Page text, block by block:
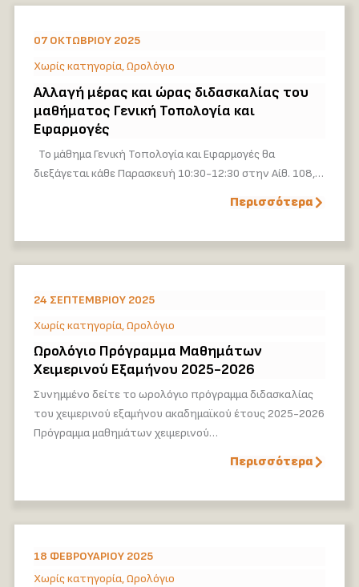
07 ΟΚΤΩΒΡΊΟΥ 2025
Χωρίς κατηγορία,Ωρολόγιο
Αλλαγή μέρας και ώρας διδασκαλίας του
μαθήματος Γενική Τοπολογία και
Εφαρμογές
Το μάθημα Γενική Τοπολογία και Εφαρμογές θα
διεξάγεται κάθε Παρασκευή 10:30-12:30 στην Αίθ. 108,…
Περισσότερα
24 ΣΕΠΤΕΜΒΡΊΟΥ 2025
Χωρίς κατηγορία,Ωρολόγιο
Ωρολόγιο Πρόγραμμα Μαθημάτων
Χειμερινού Εξαμήνου 2025-2026
Συνημμένο δείτε το ωρολόγιο πρόγραμμα διδασκαλίας
του χειμερινού εξαμήνου ακαδημαϊκού έτους 2025-2026
Πρόγραμμα μαθημάτων χειμερινού…
Περισσότερα
18 ΦΕΒΡΟΥΑΡΊΟΥ 2025
Χωρίς κατηγορία,Ωρολόγιο